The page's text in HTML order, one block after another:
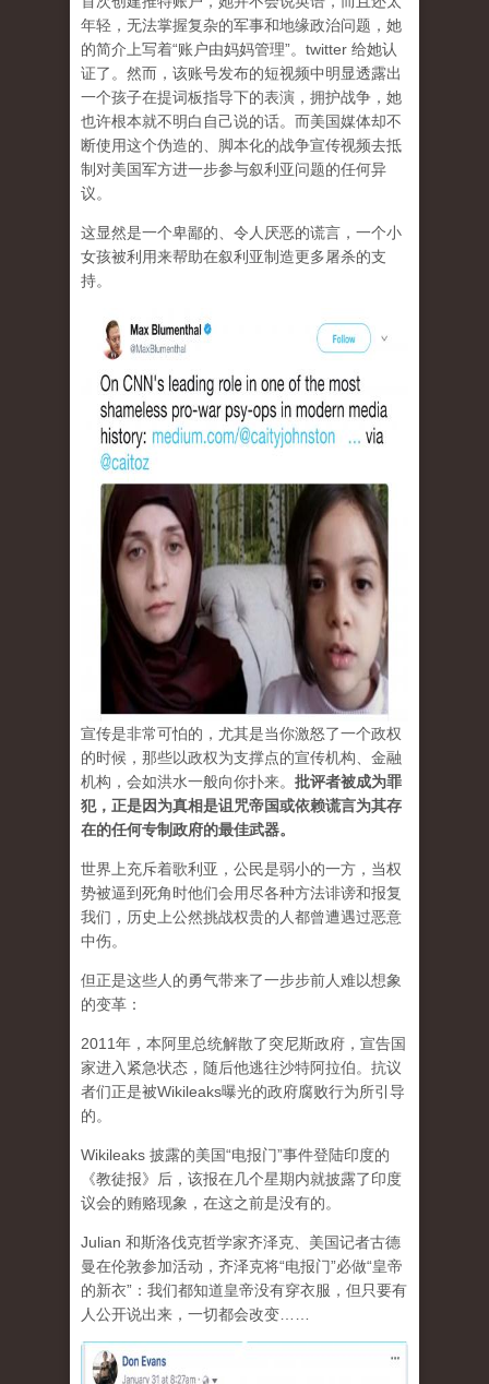
年轻，无法掌握复杂的军事和地缘政治问题，她
的简介上写着“账户由妈妈管理”。twitter 给她认
证了。然而，该账号发布的短视频中明显透露出
一个孩子在提词板指导下的表演，拥护战争，她
也许根本就不明白自己说的话。而美国媒体却不
断使用这个伪造的、脚本化的战争宣传视频去抵
制对美国军方进一步参与叙利亚问题的任何异
议。
这显然是一个卑鄙的、令人厌恶的谎言，一个小
女孩被利用来帮助在叙利亚制造更多屠杀的支
持。
宣传是非常可怕的，尤其是当你激怒了一个政权
的时候，那些以政权为支撑点的宣传机构、金融
机构，会如洪水一般向你扑来。 批评者被成为罪
犯，正是因为真相是诅咒帝国或依赖谎言为其存
在的任何专制政府的最佳武器。
世界上充斥着歌利亚，公民是弱小的一方，当权
势被逼到死角时他们会用尽各种方法诽谤和报复
我们，历史上公然挑战权贵的人都曾遭遇过恶意
中伤。
但正是这些人的勇气带来了一步步前人难以想象
的变革：
2011年，本阿里总统解散了突尼斯政府，宣告国
家进入紧急状态，随后他逃往沙特阿拉伯。抗议
者们正是被Wikileaks曝光的政府腐败行为所引导
的。
Wikileaks 披露的美国“电报门”事件登陆印度的
《教徒报》后，该报在几个星期内就披露了印度
议会的贿赂现象，在这之前是没有的。
Julian 和斯洛伐克哲学家齐泽克、美国记者古德
曼在伦敦参加活动，齐泽克将“电报门”必做“皇帝
的新衣”：我们都知道皇帝没有穿衣服，但只要有
人公开说出来，一切都会改变……